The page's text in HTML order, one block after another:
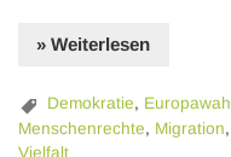
» Weiterlesen
Demokratie, Europawahl
Menschenrechte, Migration,
Vielfalt